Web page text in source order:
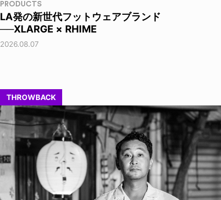
PRODUCTS
LA発の新世代フットウェアブランド
──XLARGE × RHIME
2026.08.07
THROWBACK